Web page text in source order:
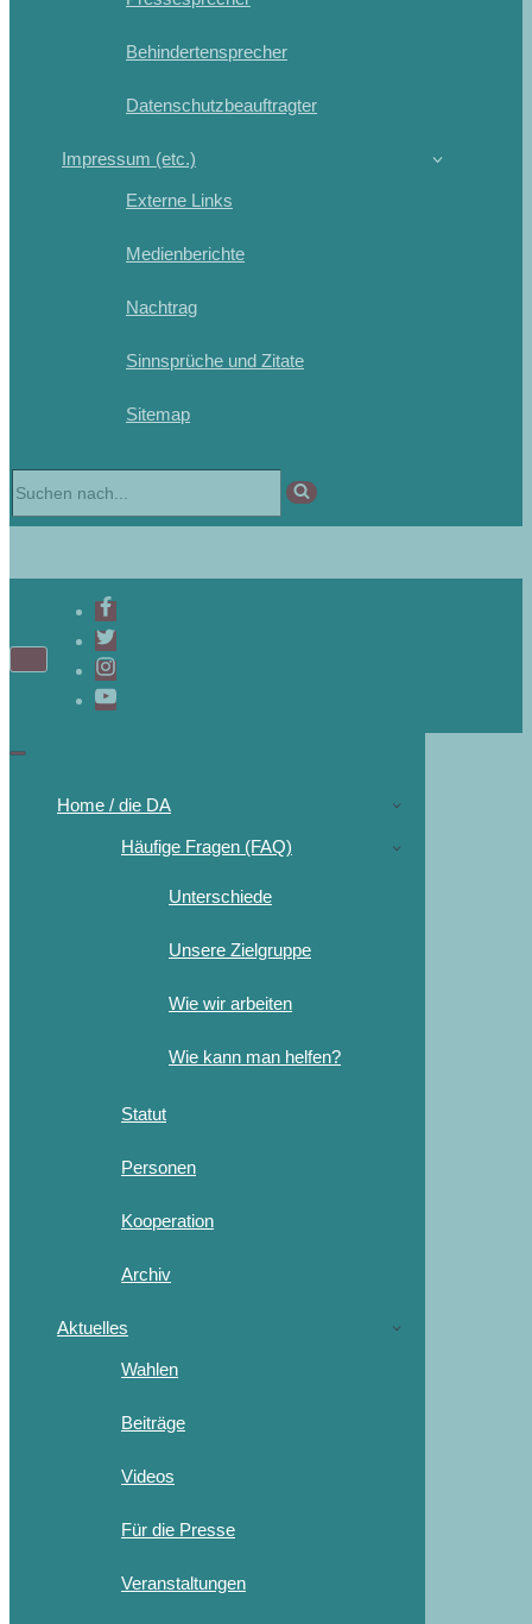
Behindertensprecher
Datenschutzbeauftragter
Impressum (etc.)
Externe Links
Medienberichte
Nachtrag
Sinnsprüche und Zitate
Sitemap
Home / die DA
Häufige Fragen (FAQ)
Unterschiede
Unsere Zielgruppe
Wie wir arbeiten
Wie kann man helfen?
Statut
Personen
Kooperation
Archiv
Aktuelles
Wahlen
Beiträge
Videos
Für die Presse
Veranstaltungen